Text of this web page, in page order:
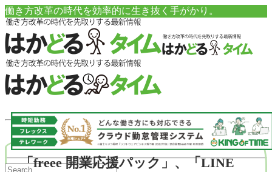
働き方改革の時代を効率的に生き抜く手がかり。
「freee 開業応援パック」、「LINE